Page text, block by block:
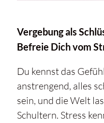
Vergebung als
Befreie Dich vom
Du kennst das
anstrengend, alles
sein, und die Welt
Schultern. Stress